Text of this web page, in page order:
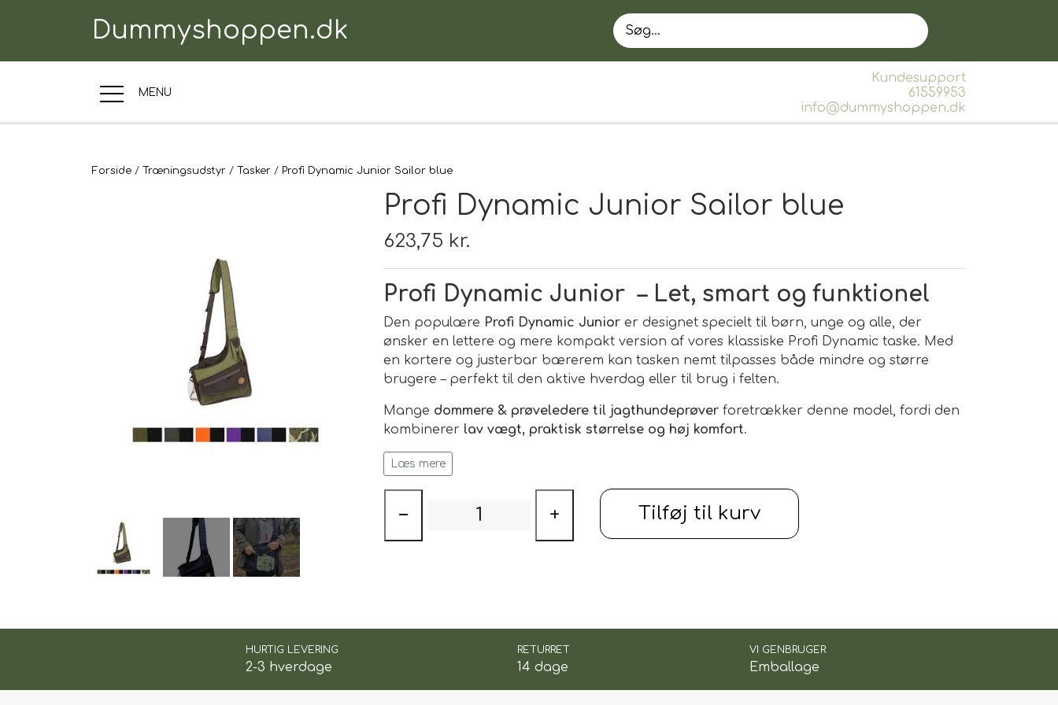
Dummyshoppen.dk
MENU
Kundesupport
61559953
info@dummyshoppen.dk
TRÆNINGSUDSTYR
TIL HUNDEFØREREN
TIL BILEN
FODER & FODER TILSKUD
Forside Træningsudstyr Tasker Profi Dynamic Junior Sailor blue
Profi Dynamic Junior Sailor blue
623,75 kr.
Profi Dynamic Junior – Let, smart og funktionel
Den populære Profi Dynamic Junior er designet specielt til børn, unge og alle, der
ønsker en lettere og mere kompakt version af vores klassiske Profi Dynamic taske. Med
en kortere og justerbar bærerem kan tasken nemt tilpasses både mindre og større
brugere – perfekt til den aktive hverdag eller til brug i felten.
Mange dommere & prøveledere til jagthundeprøver foretrækker denne model, fordi den
kombinerer lav vægt, praktisk størrelse og høj komfort.
Selvom tasken er mindre, rummer den alt det nødvendige:
Regnjakke
Skriveredskaber
Vandflaske
nøgler og vandflaske, så du altid har styr på dine ting.
netmaterialeer ideel til våde dummyer eller andet udstyr, du gerne vil
have luftet. Indersiden ervandtæt og nem at rengøre– en hurtig aftørring med en fugtig
Læs mere
− + Tilføj til kurv
HURTIG LEVERING
2-3 hverdage
RETURRET
14 dage
VI GENBRUGER
Emballage